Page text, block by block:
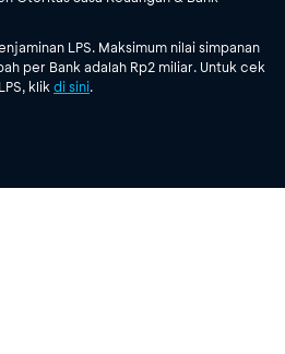
LPS. Maksimum nilai simpanan
per Bank adalah Rp2 miliar. Untuk cek
klik di sini.